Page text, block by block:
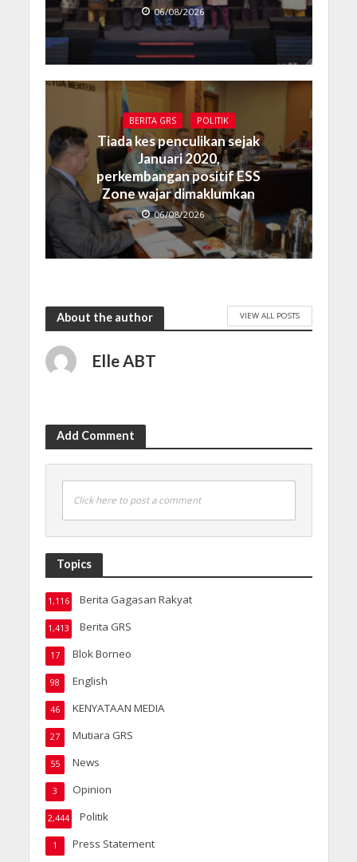
06/08/2026
BERITA GRS POLITIK
Tiada kes penculikan sejak
Januari 2020,
perkembangan positif ESS
Zone wajar dimaklumkan
06/08/2026
About the author VIEW ALL POSTS
Elle ABT
Add Comment
Click here to post a comment
Topics
Berita Gagasan Rakyat
1,116
Berita GRS
1,413
Blok Borneo
17
English
98
KENYATAAN MEDIA
46
Mutiara GRS
27
News
55
Opinion
3
Politik
2,444
Press Statement
1